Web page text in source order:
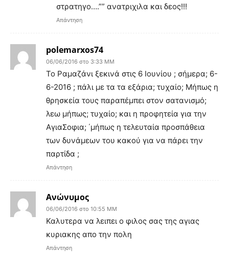
στρατηγο….”” ανατριχιλα και δεος!!!
Απάντηση
polemarxos74
06/06/2016 στο 3:33 ΜΜ
Το Ραμαζάνι ξεκινά στις 6 Ιουνίου ; σήμερα; 6-
6-2016 ; πάλι με τα τα εξάρια; τυχαίο; Μήπως η
θρησκεία τους παραπέμπει στον σατανισμό;
λεω μήπως; τυχαίο; και η προφητεία για την
ΑγιαΣοφια; ΄μήπως η τελευταία προσπάθεια
των δυνάμεων του κακού για να πάρει την
παρτίδα ;
Απάντηση
Ανώνυμος
06/06/2016 στο 10:55 ΜΜ
Καλυτερα να λειπει ο φιλος σας της αγιας
κυριακης απο την πολη
Απάντηση